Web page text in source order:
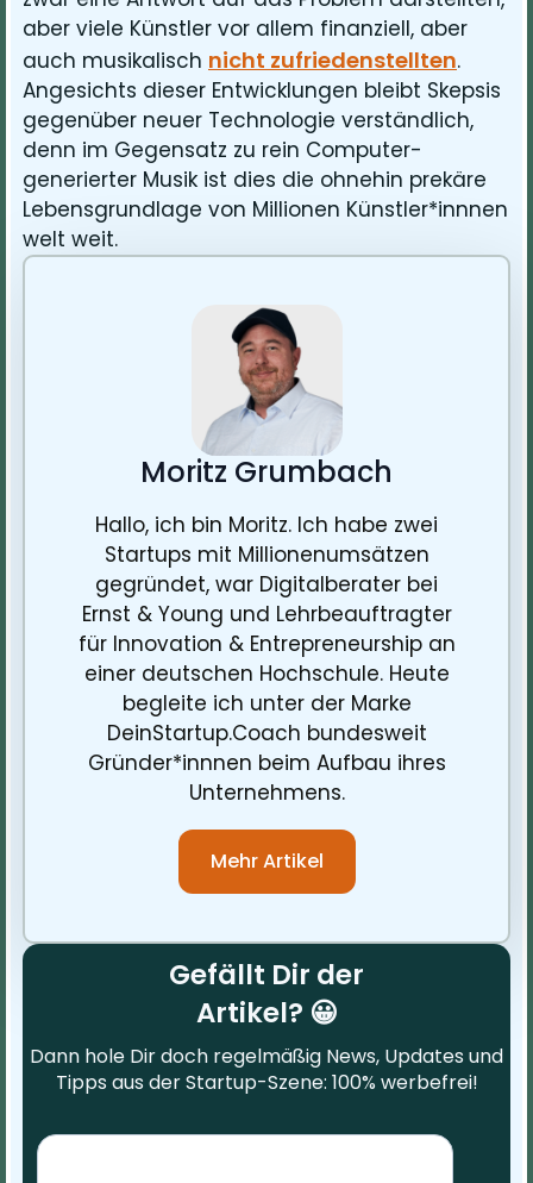
aber viele Künstler vor allem finanziell, aber
auch musikalisch nicht zufriedenstellten.
Angesichts dieser Entwicklungen bleibt Skepsis
gegenüber neuer Technologie verständlich,
denn im Gegensatz zu rein Computer-
generierter Musik ist dies die ohnehin prekäre
Lebensgrundlage von Millionen Künstler*innnen
welt weit.
Moritz Grumbach
Hallo, ich bin Moritz. Ich habe zwei
Startups mit Millionenumsätzen
gegründet, war Digitalberater bei
Ernst & Young und Lehrbeauftragter
für Innovation & Entrepreneurship an
einer deutschen Hochschule. Heute
begleite ich unter der Marke
DeinStartup.Coach bundesweit
Gründer*innnen beim Aufbau ihres
Unternehmens.
Mehr Artikel
Gefällt Dir der
Artikel? 😀
Dann hole Dir doch regelmäßig News, Updates und
Tipps aus der Startup-Szene: 100% werbefrei!